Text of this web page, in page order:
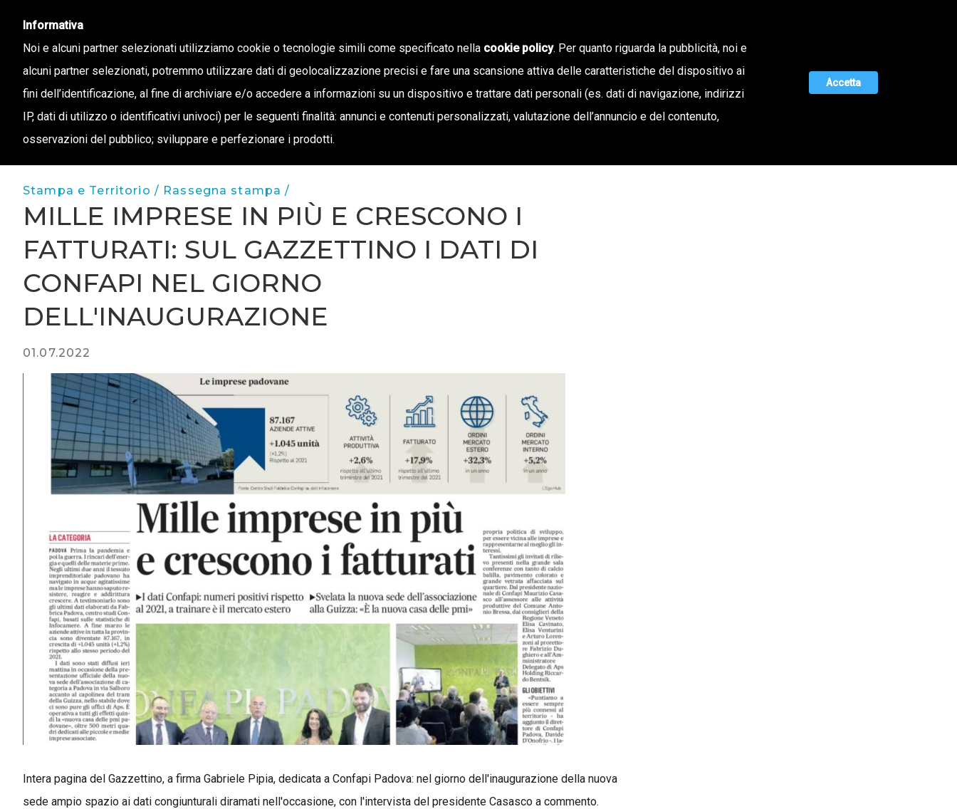
info@confapi.padova.it
CHI SIAMO STAMPA E TERRITORIO NOTIZIE OFFERTA DI VALORE MAGAZINE UNISCITI A NOI
Stampa e Territorio / Rassegna stampa /
MILLE IMPRESE IN PIÙ E CRESCONO I
FATTURATI: SUL GAZZETTINO I DATI DI
CONFAPI NEL GIORNO
DELL'INAUGURAZIONE
01.07.2022
Intera pagina del Gazzettino, a firma Gabriele Pipia, dedicata a Confapi Padova: nel giorno dell'inaugurazione della nuova
sede ampio spazio ai dati congiunturali diramati nell'occasione, con l'intervista del presidente Casasco a commento.
Informativa
Noi e alcuni partner selezionati utilizziamo cookie o tecnologie simili come specificato nella cookie policy. Per quanto riguarda la pubblicità, noi e
alcuni partner selezionati, potremmo utilizzare dati di geolocalizzazione precisi e fare una scansione attiva delle caratteristiche del dispositivo ai
fini dell’identificazione, al fine di archiviare e/o accedere a informazioni su un dispositivo e trattare dati personali (es. dati di navigazione, indirizzi
IP, dati di utilizzo o identificativi univoci) per le seguenti finalità: annunci e contenuti personalizzati, valutazione dell’annuncio e del contenuto,
osservazioni del pubblico; sviluppare e perfezionare i prodotti.
Accetta